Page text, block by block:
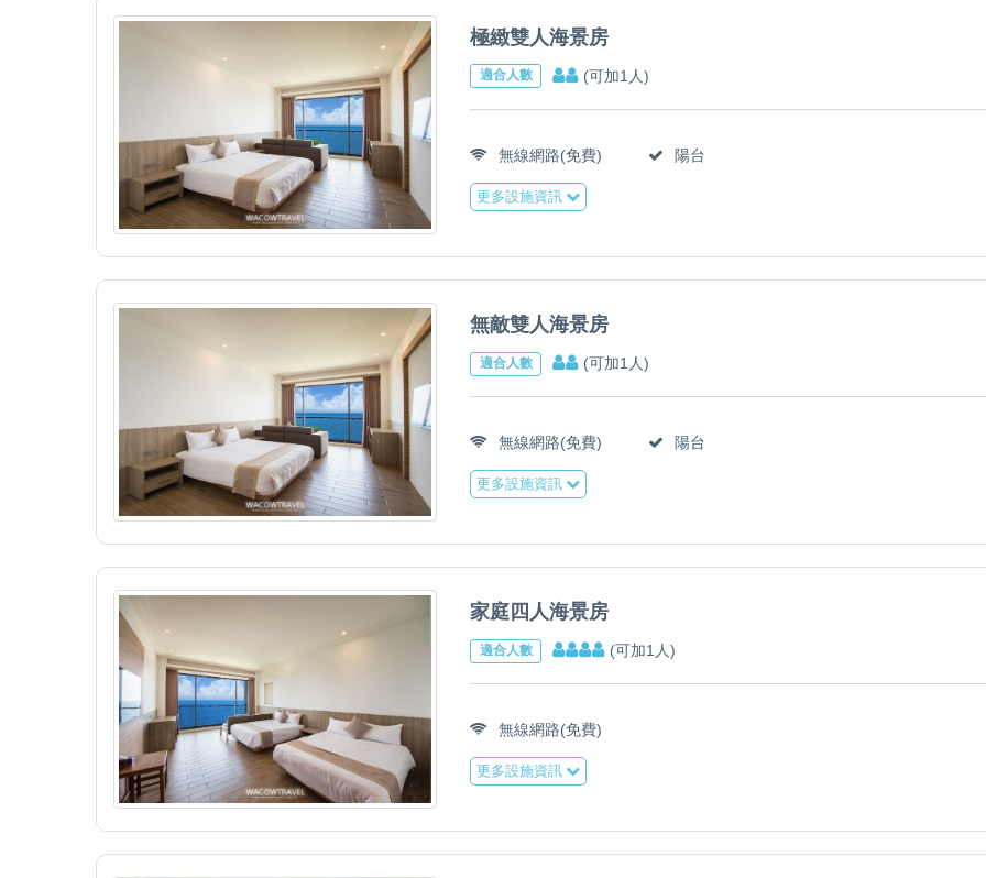
極緻雙人海景房
適合人數 (可加1人)
無線網路(免費) 陽台
更多設施資訊
無敵雙人海景房
適合人數 (可加1人)
無線網路(免費) 陽台
更多設施資訊
家庭四人海景房
適合人數 (可加1人)
無線網路(免費)
更多設施資訊